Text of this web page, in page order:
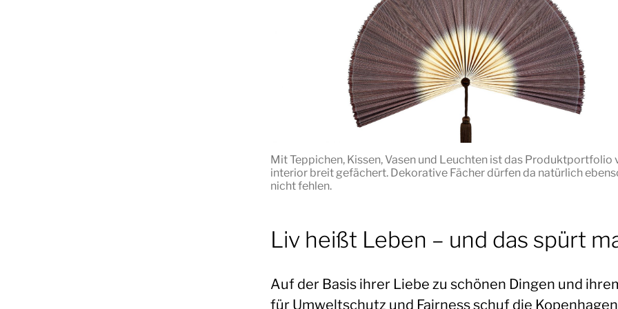
Mit Teppichen, Kissen, Vasen und Leuchten ist das Produktportfolio
interior breit gefächert. Dekorative Fächer dürfen da natürlich
nicht fehlen.
Liv heißt Leben – und das spürt
Auf der Basis ihrer Liebe zu schönen Dingen und
für Umweltschutz und Fairness schuf die